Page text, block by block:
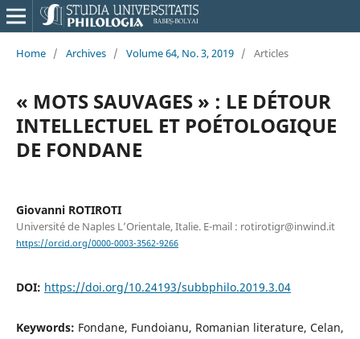
Home / Archives / Volume 64, No. 3, 2019 / Articles
« MOTS SAUVAGES » : LE DÉTOUR
INTELLECTUEL ET POÉTOLOGIQUE
DE FONDANE
Giovanni ROTIROTI
Université de Naples L’Orientale, Italie. E-mail : rotirotigr@inwind.it
https://orcid.org/0000-0003-3562-9266
DOI: https://doi.org/10.24193/subbphilo.2019.3.04
Keywords: Fondane, Fundoianu, Romanian literature, Celan,